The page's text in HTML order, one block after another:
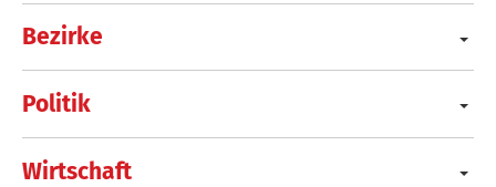
Bezirke
Politik
Wirtschaft